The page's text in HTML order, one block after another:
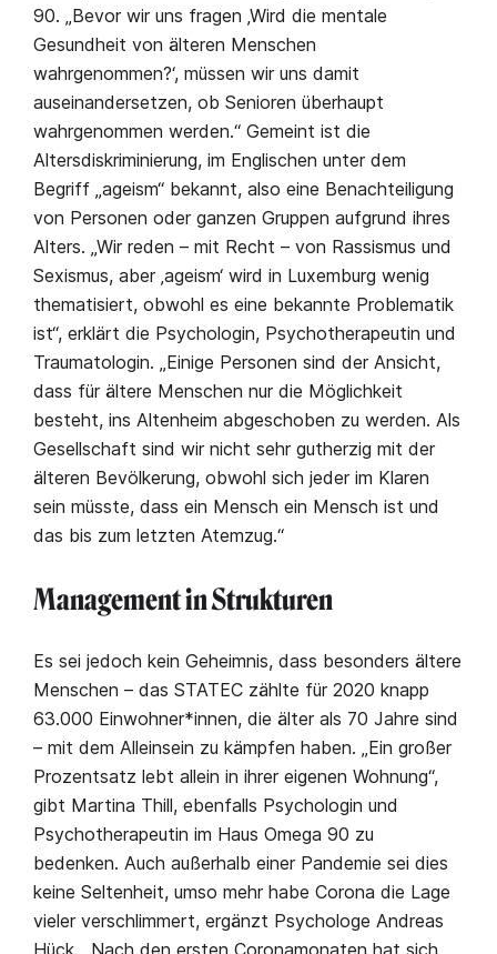
90. „Bevor wir uns fragen ‚Wird die mentale
Gesundheit von älteren Menschen
wahrgenommen?‘, müssen wir uns damit
auseinandersetzen, ob Senioren überhaupt
wahrgenommen werden.“ Gemeint ist die
Altersdiskriminierung, im Englischen unter dem
Begriff „ageism“ bekannt, also eine Benachteiligung
von Personen oder ganzen Gruppen aufgrund ihres
Alters. „Wir reden – mit Recht – von Rassismus und
Sexismus, aber ‚ageism‘ wird in Luxemburg wenig
thematisiert, obwohl es eine bekannte Problematik
ist“, erklärt die Psychologin, Psychotherapeutin und
Traumatologin. „Einige Personen sind der Ansicht,
dass für ältere Menschen nur die Möglichkeit
besteht, ins Altenheim abgeschoben zu werden. Als
Gesellschaft sind wir nicht sehr gutherzig mit der
älteren Bevölkerung, obwohl sich jeder im Klaren
sein müsste, dass ein Mensch ein Mensch ist und
das bis zum letzten Atemzug.“
Management in Strukturen
Es sei jedoch kein Geheimnis, dass besonders ältere
Menschen – das STATEC zählte für 2020 knapp
63.000 Einwohner*innen, die älter als 70 Jahre sind
– mit dem Alleinsein zu kämpfen haben. „Ein großer
Prozentsatz lebt allein in ihrer eigenen Wohnung“,
gibt Martina Thill, ebenfalls Psychologin und
Psychotherapeutin im Haus Omega 90 zu
bedenken. Auch außerhalb einer Pandemie sei dies
keine Seltenheit, umso mehr habe Corona die Lage
vieler verschlimmert, ergänzt Psychologe Andreas
Hück. „Nach den ersten Coronamonaten hat sich